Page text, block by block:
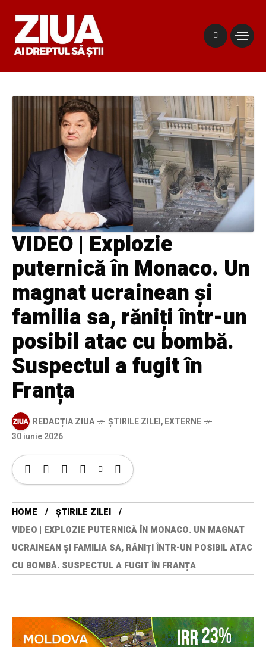
VIDEO | Explozie
puternică în Monaco. Un
magnat ucrainean și
familia sa, răniți într-un
posibil atac cu bombă.
Suspectul a fugit în
Franța
REDACȚIA ZIUA ȘTIRILE ZILEI,EXTERNE
30 iunie 2026
HOME
ȘTIRILE ZILEI
VIDEO | EXPLOZIE PUTERNICĂ ÎN MONACO. UN MAGNAT
UCRAINEAN ȘI FAMILIA SA, RĂNIȚI ÎNTR-UN POSIBIL ATAC
CU BOMBĂ. SUSPECTUL A FUGIT ÎN FRANȚA